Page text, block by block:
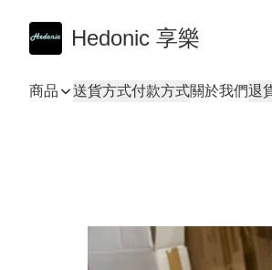
Hedonic 享樂
商品 送貨方式付款方式關於我們退